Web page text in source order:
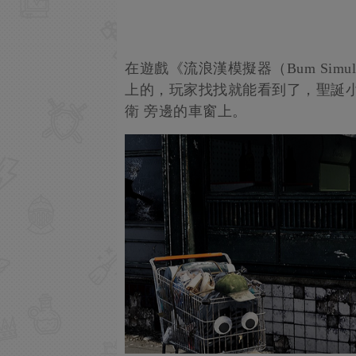
在遊戲《流浪漢模擬器（Bum
上的，玩家找找就能看到了，聖誕
衛 旁邊的車窗上。